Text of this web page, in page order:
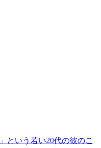
という若い20代の彼のこ